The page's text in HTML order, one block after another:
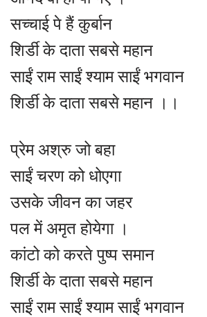
सच्चाई पे हैं कुर्बान
शिर्डी के दाता सबसे महान
साईं राम साईं श्याम साईं भगवान
शिर्डी के दाता सबसे महान ।।
प्रेम अश्रु जो बहा
साईं चरण को धोएगा
उसके जीवन का जहर
पल में अमृत होयेगा ।
कांटो को करते पुष्प समान
शिर्डी के दाता सबसे महान
साईं राम साईं श्याम साईं भगवान